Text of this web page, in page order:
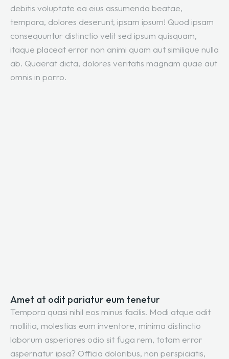
debitis voluptate ea eius assumenda beatae,
tempora, dolores deserunt, ipsam ipsum! Quod ipsam
consequuntur distinctio velit sed ipsum quisquam,
itaque placeat error non animi quam aut similique nulla
ab. Quaerat dicta, dolores veritatis magnam quae aut
omnis in porro.
Amet at odit pariatur eum tenetur
Tempora quasi nihil eos minus facilis. Modi atque odit
mollitia, molestias eum inventore, minima distinctio
laborum asperiores odio sit fuga rem, totam error
aspernatur ipsa? Officia doloribus, non perspiciatis,